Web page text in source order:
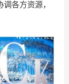
各方资源，